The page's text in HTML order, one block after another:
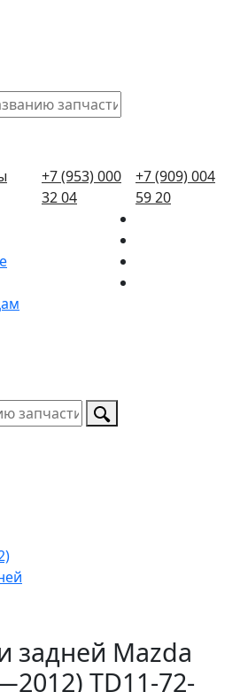
+7 (953) 000
32 04
+7 (909) 004
59 20
задней Mazda
TD11-72-